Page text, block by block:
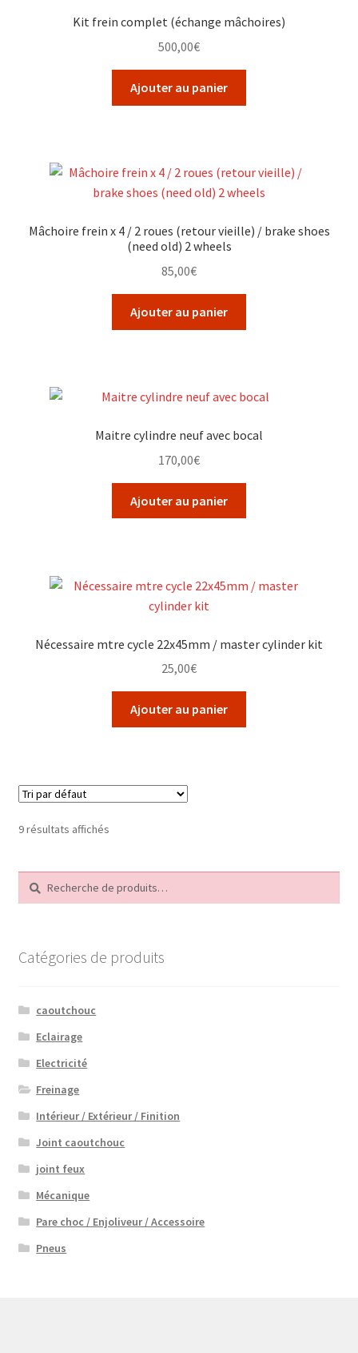
Kit frein complet (échange mâchoires)
500,00€
Ajouter au panier
Mâchoire frein x 4 / 2 roues (retour vieille) / brake shoes
(need old) 2 wheels
85,00€
Ajouter au panier
Maitre cylindre neuf avec bocal
170,00€
Ajouter au panier
Nécessaire mtre cycle 22x45mm / master cylinder kit
25,00€
Ajouter au panier
9 résultats affichés
Recherche
pour :
Recherche
Catégories de produits
caoutchouc
Eclairage
Electricité
Freinage
Intérieur / Extérieur / Finition
Joint caoutchouc
joint feux
Mécanique
Pare choc / Enjoliveur / Accessoire
Pneus